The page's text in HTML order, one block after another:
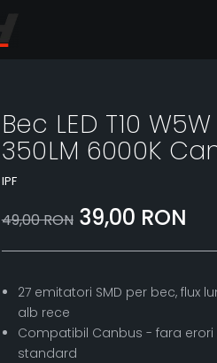
Bec LED T10
350LM 6000K
IPF
49,00 RON 39,00 RON
27 emitatori SMD per bec, flux
alb rece
Compatibil Canbus - fara erori
standard